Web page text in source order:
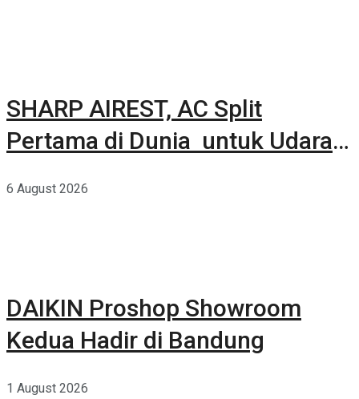
SHARP AIREST, AC Split
Pertama di Dunia untuk Udara
6 August 2026
DAIKIN Proshop Showroom
Kedua Hadir di Bandung
1 August 2026